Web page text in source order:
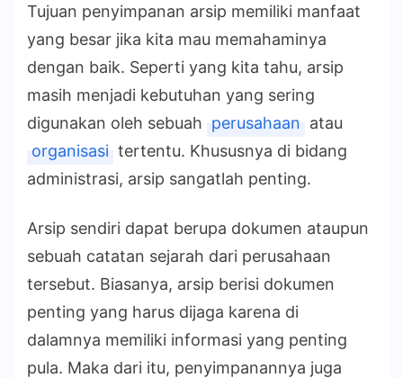
Tujuan penyimpanan arsip memiliki manfaat
yang besar jika kita mau memahaminya
dengan baik. Seperti yang kita tahu, arsip
masih menjadi kebutuhan yang sering
digunakan oleh sebuah perusahaan atau
organisasi tertentu. Khususnya di bidang
administrasi, arsip sangatlah penting.
Arsip sendiri dapat berupa dokumen ataupun
sebuah catatan sejarah dari perusahaan
tersebut. Biasanya, arsip berisi dokumen
penting yang harus dijaga karena di
dalamnya memiliki informasi yang penting
pula. Maka dari itu, penyimpanannya juga